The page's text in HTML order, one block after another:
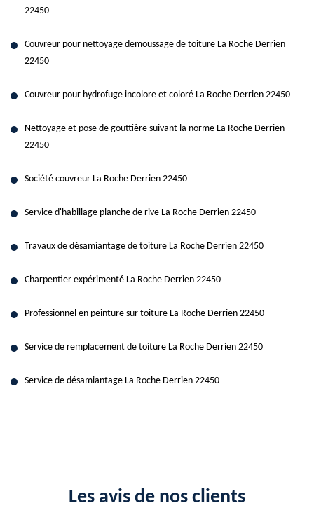
22450
Couvreur pour nettoyage demoussage de toiture La Roche Derrien
22450
Couvreur pour hydrofuge incolore et coloré La Roche Derrien 22450
Nettoyage et pose de gouttière suivant la norme La Roche Derrien
22450
Société couvreur La Roche Derrien 22450
Service d'habillage planche de rive La Roche Derrien 22450
Travaux de désamiantage de toiture La Roche Derrien 22450
Charpentier expérimenté La Roche Derrien 22450
Professionnel en peinture sur toiture La Roche Derrien 22450
Service de remplacement de toiture La Roche Derrien 22450
Service de désamiantage La Roche Derrien 22450
Les avis de nos clients